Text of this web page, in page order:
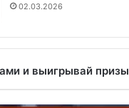
02.03.2026
и выигрывай призы